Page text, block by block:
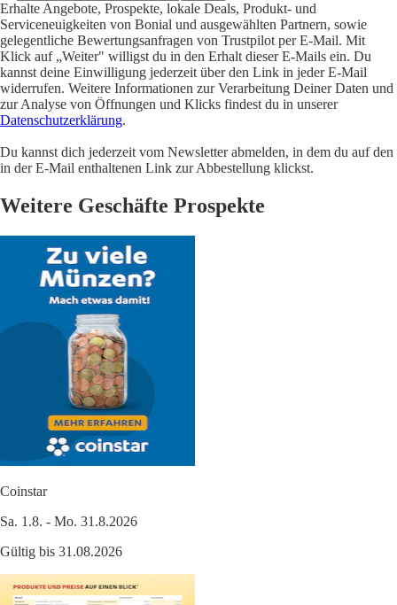
Erhalte Angebote, Prospekte, lokale Deals, Produkt- und
Serviceneuigkeiten von Bonial und ausgewählten Partnern, sowie
gelegentliche Bewertungsanfragen von Trustpilot per E-Mail. Mit
Klick auf „Weiter" willigst du in den Erhalt dieser E-Mails ein. Du
kannst deine Einwilligung jederzeit über den Link in jeder E-Mail
widerrufen. Weitere Informationen zur Verarbeitung Deiner Daten und
zur Analyse von Öffnungen und Klicks findest du in unserer
Datenschutzerklärung.
Du kannst dich jederzeit vom Newsletter abmelden, in dem du auf den
in der E-Mail enthaltenen Link zur Abbestellung klickst.
Weitere Geschäfte Prospekte
Coinstar
Sa. 1.8. - Mo. 31.8.2026
Gültig bis 31.08.2026